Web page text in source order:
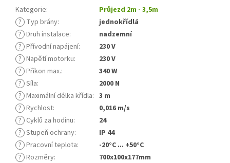
Kategorie:
Průjezd 2m - 3,5m
? Typ brány:
jednokřídlá
? Druh instalace:
nadzemní
? Přívodní napájení:
230 V
? Napětí motorku:
230 V
? Příkon max.:
340 W
? Síla:
2000 N
? Maximální délka křídla: 3 m
? Rychlost:
0,016 m/s
? Cyklů za hodinu:
24
? Stupeň ochrany:
IP 44
? Pracovní teplota:
-20°C ... +50°C
? Rozměry:
700x100x177mm